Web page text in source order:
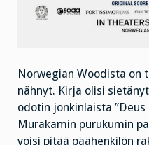
Norwegian Woodista on
nähnyt. Kirja olisi
odotin jonkinlaista
Murakamin purukumin
voisi pitää päähenkilön